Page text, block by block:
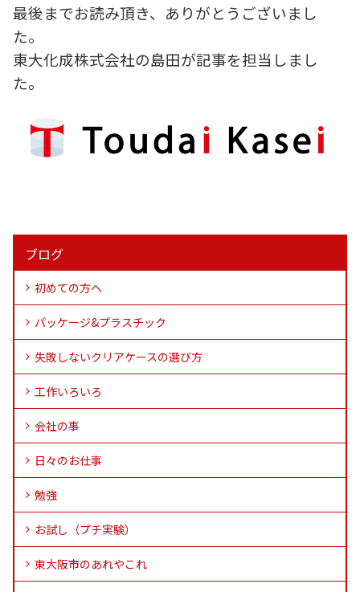
最後までお読み頂き、ありがとうございまし
た。
東大化成株式会社の島田が記事を担当しまし
た。
ブログ
初めての方へ
パッケージ&プラスチック
失敗しないクリアケースの選び方
工作いろいろ
会社の事
日々のお仕事
勉強
お試し（プチ実験）
東大阪市のあれやこれ